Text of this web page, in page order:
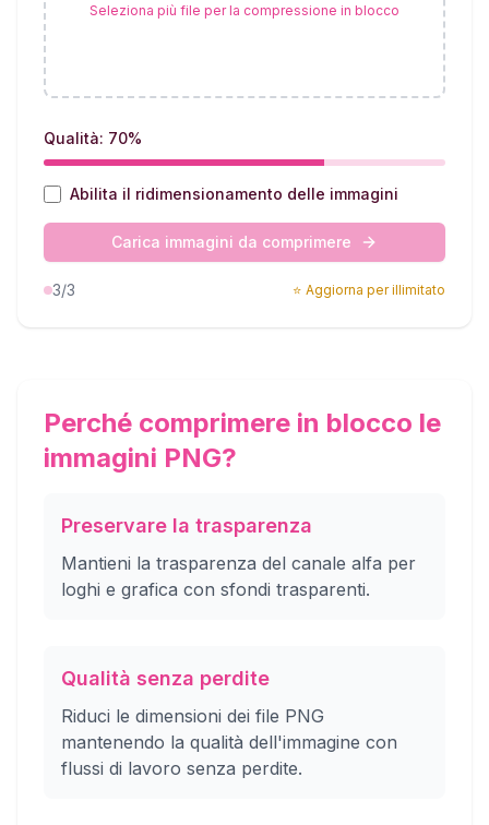
Seleziona più file per la compressione in blocco
Qualità: 70%
Abilita il ridimensionamento delle immagini
Carica immagini da comprimere
3/3 ⭐ Aggiorna per illimitato
Perché comprimere in blocco le
immagini PNG?
Preservare la trasparenza
Mantieni la trasparenza del canale alfa per
loghi e grafica con sfondi trasparenti.
Qualità senza perdite
Riduci le dimensioni dei file PNG
mantenendo la qualità dell'immagine con
flussi di lavoro senza perdite.